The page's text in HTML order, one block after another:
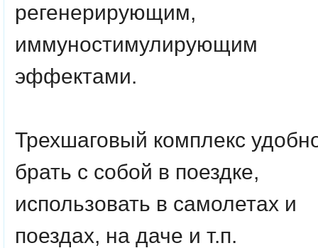
регенерирующим,
иммуностимулирующим
эффектами.
Трехшаговый комплекс
брать с собой в поездке,
использовать в самолетах и
поездах, на даче и т.п.